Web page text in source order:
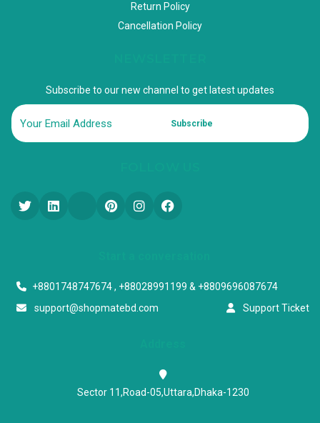
Return Policy
Cancellation Policy
Subscribe to our new channel to get latest updates
Subscribe
+8801748747674 , +88028991199 & +8809696087674
support@shopmatebd.com
Support Ticket
Sector 11,Road-05,Uttara,Dhaka-1230